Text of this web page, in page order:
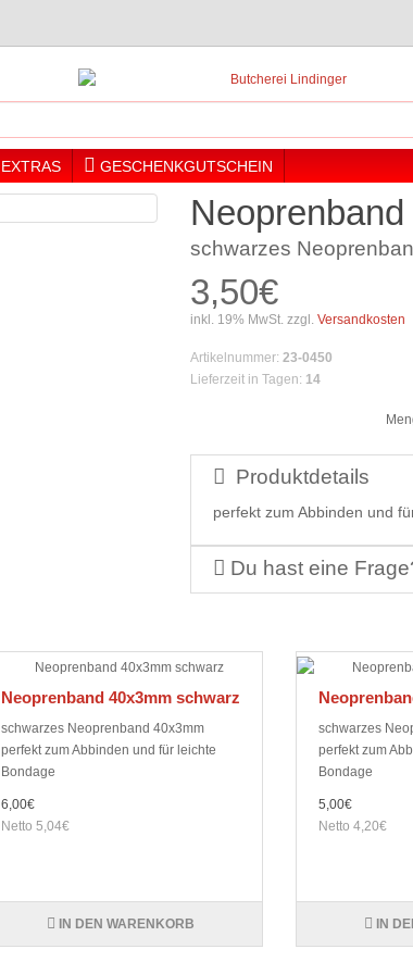
EXTRAS GESCHENKGUTSCHEIN
schwarzes
3,50€
inkl. 19% MwSt. zzgl.Versandkosten
Artikelnummer: 23-0450
Lieferzeit in Tagen: 14
Produktdetails
perfekt zum Abbinden und
Du hast eine
Neoprenband 40x3mm schwarz
schwarzes Neoprenband 40x3mm
perfekt zum Abbinden und für leichte
Bondage
6,00€
Netto 5,04€
IN DEN WARENKORB
schwarzes
perfekt zum
Bondage
5,00€
Netto 4,20€
IN